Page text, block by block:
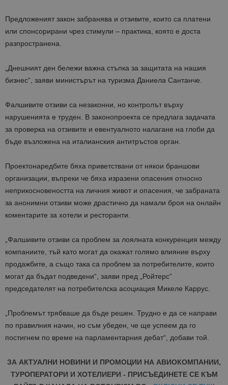
Предложеният закон забранява и отзивите, които са платени
или спонсорирани чрез стимули – практика, която е доста
разпространена.
„Днешният ден бележи важна стъпка за защитата на нашия
бизнес“, заяви министърът на туризма Даниела Сантанче.
Фалшивите отзиви са незаконни, но контролът върху
нарушенията е труден. В законопроекта се предлага задачата
за проверка на отзивите и евентуалното налагане на глоби да
бъде възложена на италианския антитръстов орган.
Проектонаредбите бяха приветствани от някои браншови
организации, въпреки че бяха изразени опасения относно
неприкосновеността на личния живот и опасения, че забраната
за анонимни отзиви може драстично да намали броя на онлайн
коментарите за хотели и ресторанти.
„Фалшивите отзиви са проблем за лоялната конкуренция между
компаниите, тъй като могат да окажат голямо влияние върху
продажбите, а също така са проблем за потребителите, които
могат да бъдат подведени“, заяви пред „Ройтерс“
председателят на потребителска асоциация Микеле Каррус.
„Проблемът трябваше да бъде решен. Трудно е да се направи
по правилния начин, но съм убеден, че ще успеем да го
постигнем по време на парламентарния дебат“, добави той.
ЗА АКТУАЛНИ НОВИНИ И ПРОМОЦИИ НА АВИОКОМПАНИИ,
ТУРОПЕРАТОРИ И ХОТЕЛИЕРИ - ПРИСЪЕДИНЕТЕ СЕ КЪМ